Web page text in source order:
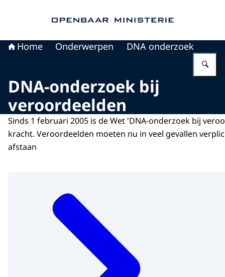
Home Onderwerpen DNA onderzoek
DNA-onderzoek bij
veroordeelden
Sinds 1 februari 2005 is de Wet 'DNA-onderzoek bij
kracht. Veroordeelden moeten nu in veel gevallen
afstaan